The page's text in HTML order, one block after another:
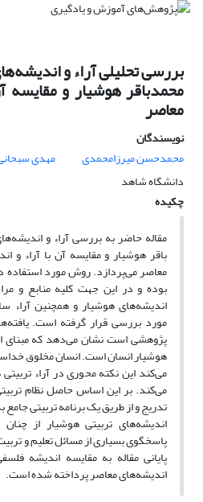
بررسی تحلیلی آراء و
محمدباقر هوشیار و مقایسه
معاصر
نویسندگان
محمدحسن میرزامحمدی
مهدی
دانشگاه شاهد
چکیده
مقاله حاضر به بررسی آراء و
باقر هوشیار و مقایسه آن با آراء و
معاصر می‌پردازد. روش مورد استفاده
بوده و در این جهت کلیه منابع و
اندیشه‌های هوشیار و همچنین آراء
مورد بررسی قرار گرفته است.
پژوهشی است نشان می‌دهد که مبنای
هوشیار انسان است. انسان مخلوق
می‌کند این نکته محوری در آراء
می‌کند. بر این اساس حاصل نظام
تدریج و از طریق یک برنامه تربیتی
اندیشه‌های تربیتی هوشیار از
پاسخگوی بسیاری از مسائل تعلیم و
پایانی مقاله به مقایسه اندیشه
اندیشه‌های معاصر پرداخته شده است.